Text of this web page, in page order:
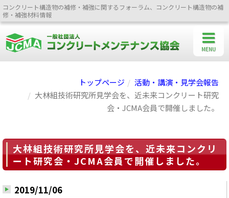
コンクリート構造物の補修・補強に関するフォーラム、コンクリート構造物の補
修・補強材料情報
トップページ
活動・講演・見学会報告
大林組技術研究所見学会を、近未来コンクリート研究
会・JCMA会員で開催しました。
大林組技術研究所見学会を、近未来コンクリ
ート研究会・JCMA会員で開催しました。
2019/11/06
MENU